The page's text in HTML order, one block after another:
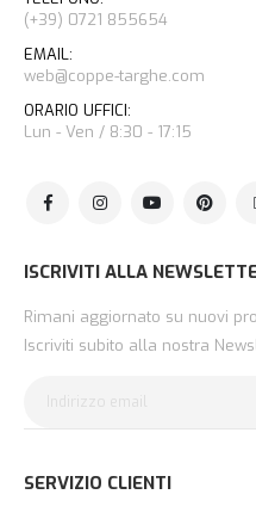
(+39) 0721 855654
EMAIL:
web@coppe-targhe.com
ORARIO UFFICI:
Lun - Ven / 8:30 - 17:15
ISCRIVITI ALLA
Rimani aggiornato su nuovi
Iscriviti subito alla nostra
SERVIZIO CLIENTI